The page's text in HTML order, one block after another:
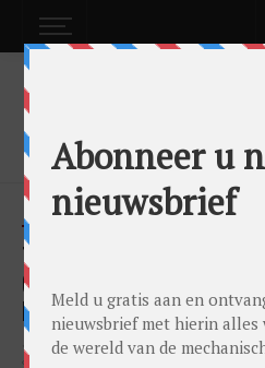
TUDOR BRENGT NIEUWE
COMPACTE UITBREIDING
EXPEDITIES
News by 0024 Editorial Team on 01/